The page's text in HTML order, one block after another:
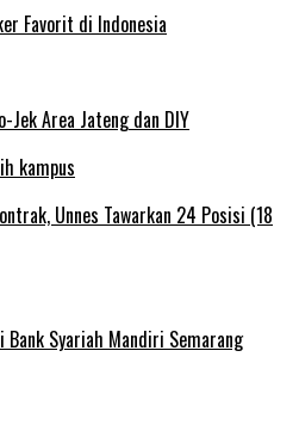
Favorit di Indonesia
Jek Area Jateng dan DIY
Unnes Tawarkan 24 Posisi (18
Bank Syariah Mandiri Semarang